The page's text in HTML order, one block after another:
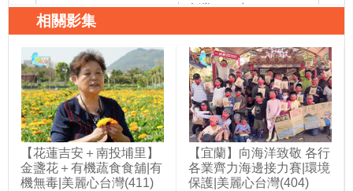
台灣(102)上
相關影集
【花蓮吉安＋南投埔里】
金盞花＋有機蔬食食舖|有
機無毒|美麗心台灣(411)
【宜蘭】向海洋致敬 各行
各業齊力海邊接力賽|環境
保護|美麗心台灣(404)